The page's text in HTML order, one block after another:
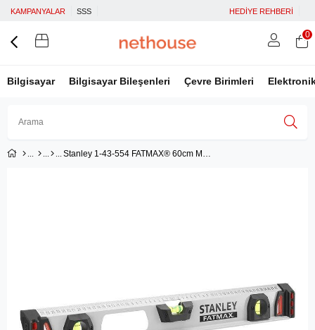
KAMPANYALAR SSS HEDİYE REHBERİ
Bilgisayar Bilgisayar Bileşenleri Çevre Birimleri
Üye Girişi
0
Stanley 1-43-554 FATMAX® 60cm Manyetik Su Terazisi